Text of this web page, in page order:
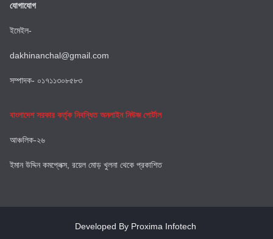
যোগাযোগ
ইমেইল-
dakhinanchal@gmail.com
সম্পাদক- ০১৭১১৩০৮৫৮৩
বাংলাদেশ সরকার কর্তৃক নিবন্ধিত অনলাইন নিউজ পোর্টাল
আঞ্চলিক-২৬
ইমান উদ্দিন কমপ্লেক্স, রয়েল মোড় খুলনা থেকে প্রকাশিত
Developed By Proxima Infotech